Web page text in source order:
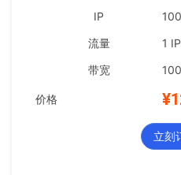
1
立刻